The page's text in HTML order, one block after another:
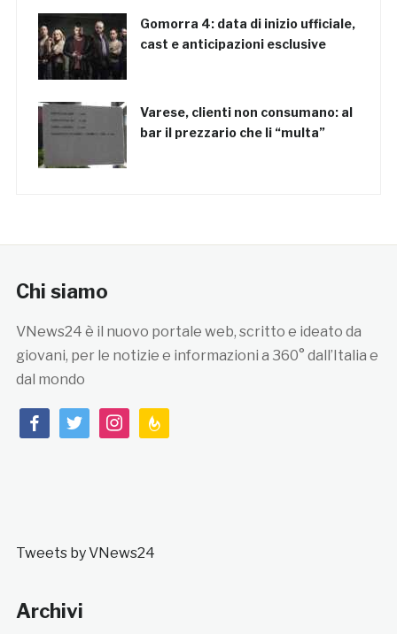
Gomorra 4: data di inizio ufficiale,
cast e anticipazioni esclusive
Varese, clienti non consumano: al
bar il prezzario che li “multa”
Chi siamo
VNews24 è il nuovo portale web, scritto e ideato da
giovani, per le notizie e informazioni a 360° dall’Italia e
dal mondo
facebooktwitterinstagramfeedburner
Tweets by VNews24
Archivi